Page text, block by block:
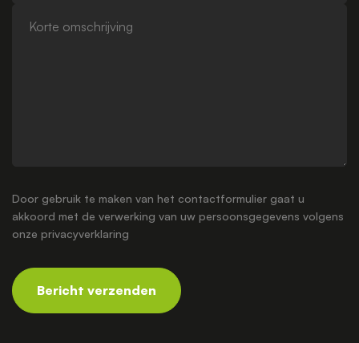
omschrijving
Door gebruik te maken van het contactformulier gaat u
akkoord met de verwerking van uw persoonsgegevens volgens
onze privacyverklaring
Bericht verzenden